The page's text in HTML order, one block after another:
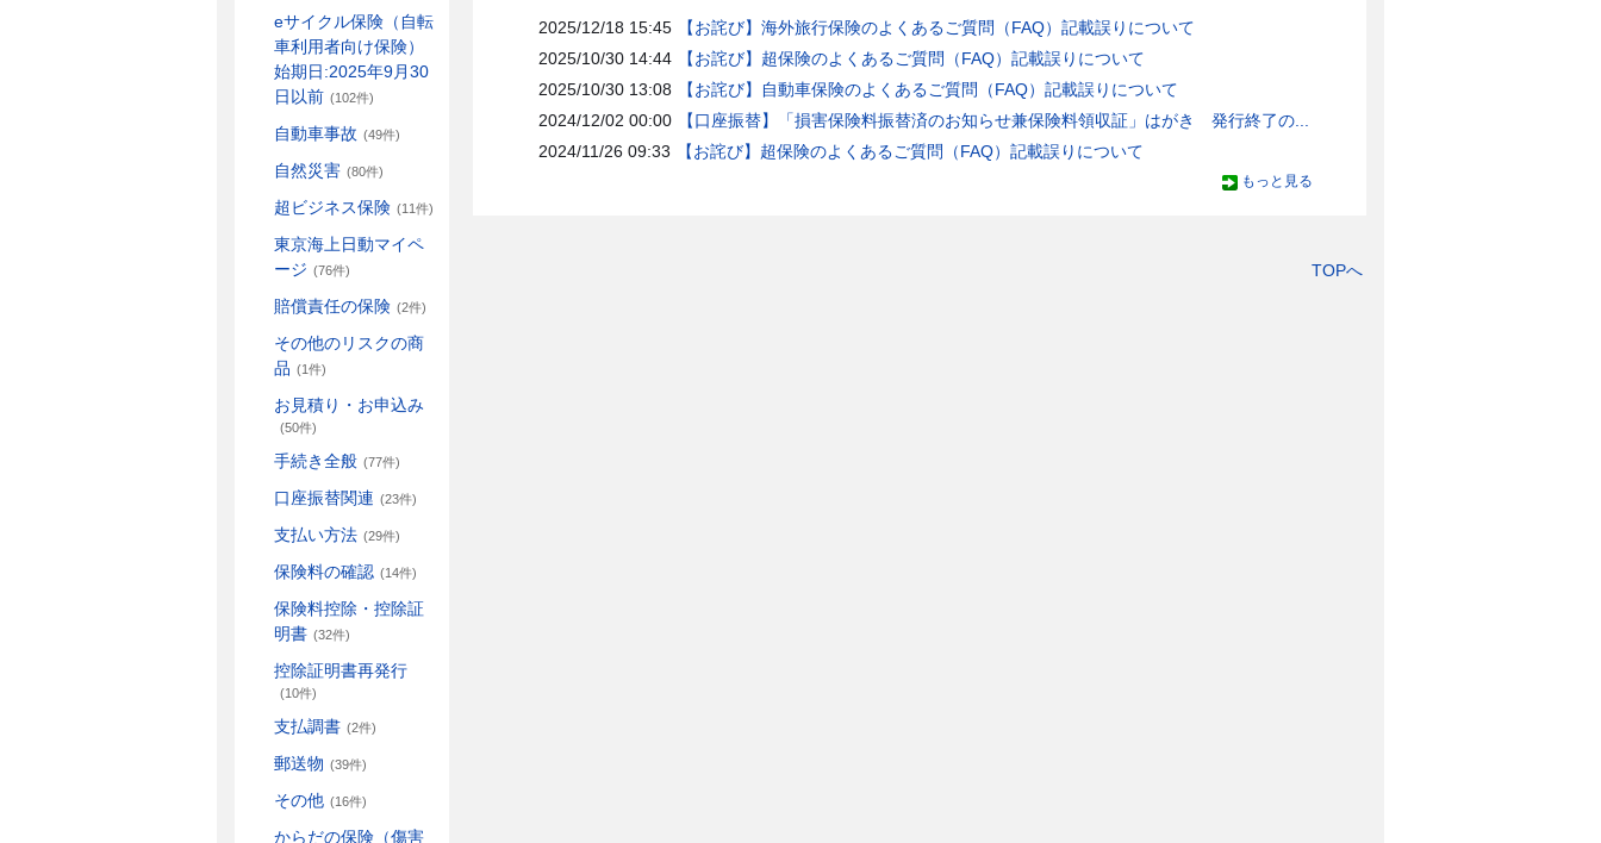
eサイクル保険（自転
車利用者向け保険）
始期日:2025年9月30
日以前 (102件)
自動車事故 (49件)
自然災害 (80件)
超ビジネス保険 (11件)
東京海上日動マイペ
ージ (76件)
賠償責任の保険 (2件)
その他のリスクの商
品 (1件)
お見積り・お申込み
(50件)
手続き全般 (77件)
口座振替関連 (23件)
支払い方法 (29件)
保険料の確認 (14件)
保険料控除・控除証
明書 (32件)
控除証明書再発行
(10件)
支払調書 (2件)
郵送物 (39件)
その他 (16件)
からだの保険（傷害
2025/12/18 15:45
【お詫び】海外旅行保険のよくあるご質問（FAQ）記載誤りについて
2025/10/30 14:44
【お詫び】超保険のよくあるご質問（FAQ）記載誤りについて
2025/10/30 13:08
【お詫び】自動車保険のよくあるご質問（FAQ）記載誤りについて
2024/12/02 00:00
【口座振替】「損害保険料振替済のお知らせ兼保険料領収証」はがき 発行終了の...
2024/11/26 09:33
【お詫び】超保険のよくあるご質問（FAQ）記載誤りについて
もっと見る
TOPへ